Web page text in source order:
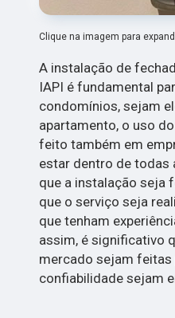
Clique na imagem para
A instalação de
IAPI é fundamental
condomínios, sejam
apartamento, o uso
feito também em
estar dentro de todas
que a instalação seja
que o serviço seja
que tenham
assim, é significativo
mercado sejam feitas
confiabilidade sejam